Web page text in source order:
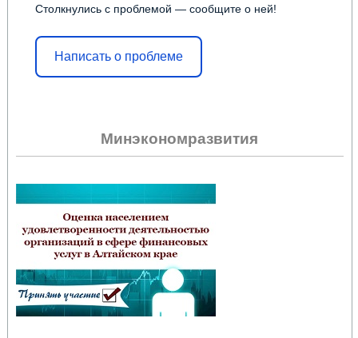
Столкнулись с проблемой — сообщите о ней!
Написать о проблеме
Минэкономразвития